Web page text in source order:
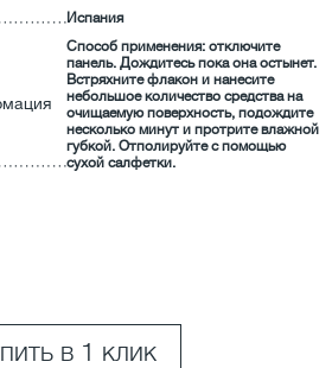
Испания
Способ применения: отключите
панель. Дождитесь пока она остынет.
Встряхните флакон и нанесите
небольшое количество средства на
очищаемую поверхность, подождите
несколько минут и протрите влажной
губкой. Отполируйте с помощью
сухой салфетки.
в 1 клик